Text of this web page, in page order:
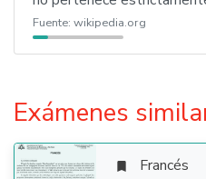
Fuente: wikipedia.org
Exámenes
 Francés